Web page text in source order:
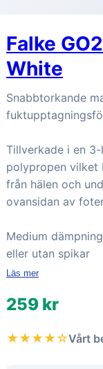
Falke
White
Snabbtorkande
Tillverkade i en
polypropen
från hälen och
ovansidan av
Medium
eller utan spikar
Läs mer
259 kr
★★★★☆Vårt